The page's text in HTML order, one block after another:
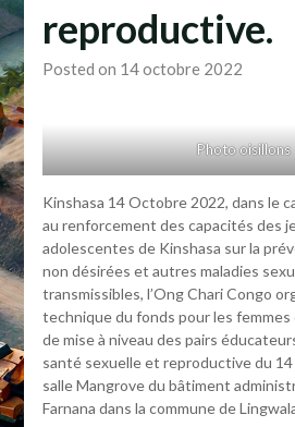
reproductive.
Posted on 14 octobre 2022
Photo oisillons
Kinshasa 14 Octobre 2022, dans le
au renforcement des capacités des
adolescentes de Kinshasa sur la
non désirées et autres maladies
transmissibles, l’Ong Chari Congo
technique du fonds pour les femmes
de mise à niveau des pairs
santé sexuelle et reproductive du
salle Mangrove du bâtiment
Farnana dans la commune de